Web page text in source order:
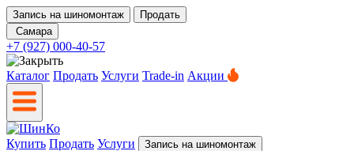
Запись на шиномонтаж
Продать
Самара
+7 (927) 000-40-57
Каталог Продать Услуги Trade-in Акции
Купить Продать Услуги Запись на шиномонтаж